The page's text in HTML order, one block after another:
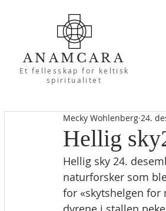
ANAMCARA
Et fellesskap for keltisk
spiritualitet
Hellig
Mecky Wohlenberg 24.
Hellig sky 24.
naturforsker som
for «skytshelgen for